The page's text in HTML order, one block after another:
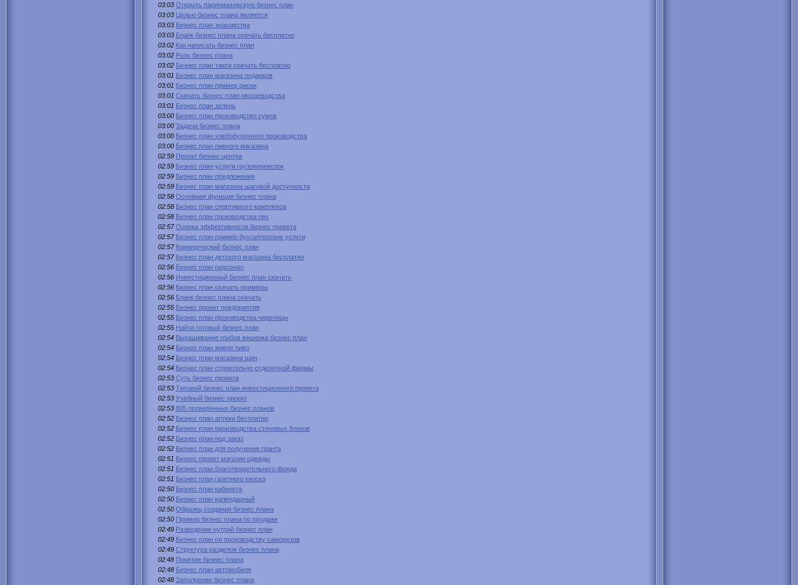
03:03 Открыть парикмахерскую бизнес план
03:03 Целью бизнес плана является
03:03 Бизнес план знакомства
03:03 Бланк бизнес плана скачать бесплатно
03:02 Как написать бизнес план
03:02 Роль бизнес плана
03:02 Бизнес план такси скачать бесплатно
03:01 Бизнес план магазина подарков
03:01 Бизнес план пример риски
03:01 Скачать бизнес план овощеводства
03:01 Бизнес план зелень
03:00 Бизнес план производство сумок
03:00 Задачи бизнес плана
03:00 Бизнес план хлебобулочного производства
03:00 Бизнес план пивного магазина
02:59 Проект бизнес центра
02:59 Бизнес план услуги грузоперевозок
02:59 Бизнес план предложения
02:59 Бизнес план магазина шаговой доступности
02:58 Основная функция бизнес плана
02:58 Бизнес план спортивного комплекса
02:58 Бизнес план производства пвх
02:57 Оценка эффективности бизнес проекта
02:57 Бизнес план пример бухгалтерские услуги
02:57 Коммерческий бизнес план
02:57 Бизнес план детского магазина бесплатно
02:56 Бизнес план персонал
02:56 Инвестиционный бизнес план скачать
02:56 Бизнес план скачать примеры
02:56 Бланк бизнес плана скачать
02:55 Бизнес проект предприятия
02:55 Бизнес план производства черепицы
02:55 Найти готовый бизнес план
02:54 Выращивание грибов вешенка бизнес план
02:54 Бизнес план живое пиво
02:54 Бизнес план магазина шин
02:54 Бизнес план строительно отделочной фирмы
02:53 Суть бизнес проекта
02:53 Типовой бизнес план инвестиционного проекта
02:53 Учебный бизнес проект
02:53 805 проверенных бизнес планов
02:52 Бизнес план аптеки бесплатно
02:52 Бизнес план производства стеновых блоков
02:52 Бизнес план под заказ
02:52 Бизнес план для получения гранта
02:51 Бизнес проект магазин одежды
02:51 Бизнес план благотворительного фонда
02:51 Бизнес план газетного киоска
02:50 Бизнес план кабинета
02:50 Бизнес план календарный
02:50 Образец создания бизнес плана
02:50 Пример бизнес плана по продаже
02:49 Разведение нутрий бизнес план
02:49 Бизнес план по производству саморезов
02:49 Структура разделов бизнес плана
02:48 Понятие бизнес плана
02:48 Бизнес план автомобиля
02:48 Заполнение бизнес плана